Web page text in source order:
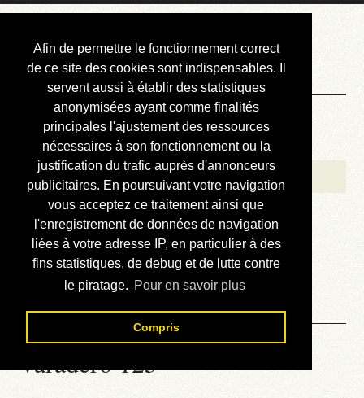
Afin de permettre le fonctionnement correct
de ce site des cookies sont indispensables. Il
servent aussi à établir des statistiques
anonymisées ayant comme finalités
principales l'ajustement des ressources
nécessaires à son fonctionnement ou la
justification du trafic auprès d'annonceurs
publicitaires. En poursuivant votre navigation
vous acceptez ce traitement ainsi que
l'enregistrement de données de navigation
liées à votre adresse IP, en particulier à des
fins statistiques, de debug et de lutte contre
le piratage. Pour en savoir plus
Compris
Courbis, « LE »
Blog Officiel
Bienvenue
Réalisations
Divers (et d’été)
Annonces
Liens externes
Téléchargement
Contact
Varadero 125